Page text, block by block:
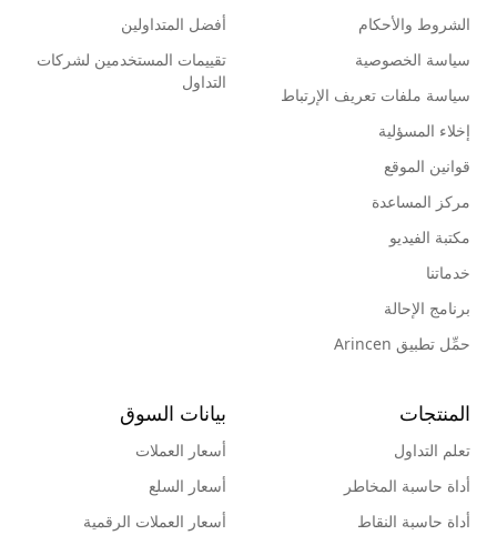
الشروط والأحكام
سياسة الخصوصية
سياسة ملفات تعريف الإرتباط
إخلاء المسؤلية
قوانين الموقع
مركز المساعدة
مكتبة الفيديو
خدماتنا
برنامج الإحالة
حمِّل تطبيق Arincen
أفضل المتداولين
تقييمات المستخدمين لشركات
التداول
المنتجات
تعلم التداول
أداة حاسبة المخاطر
أداة حاسبة النقاط
بيانات السوق
أسعار العملات
أسعار السلع
أسعار العملات الرقمية